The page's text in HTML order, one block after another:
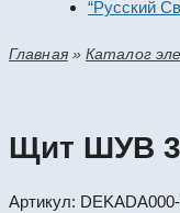
“Русский
Главная»Каталог
Щит ШУВ
Артикул: